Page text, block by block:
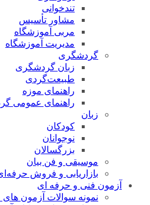
تندخوانی
مشاور تأسیس
مربی آموزشگاه
مدیریت آموزشگاه
گردشگری
زبان گردشگری
طبیعت‌گردی
راهنمای موزه
راهنمای عمومی
زبان
کودکان
نوجوانان
بزرگسالان
موسیقی و فن بیان
بازاریابی و فروش
آزمون فنی و حرفه ای
نمونه سوالات آزمون